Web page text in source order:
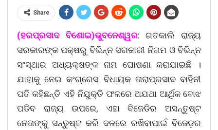
Share
(ହରପ୍ରସାଦ ବିଶୋଇ)ଭୁବନେଶ୍ୱର: ଗତକାଲି ରାଜ୍ୟ
ସରକାରଙ୍କ ପକ୍ଷରୁ ବିଭିନ୍ନ ସରକାରୀ ନିଗମ ଓ ବିଭିନ୍ନ
ସଂସ୍ଥାର ଅଧ୍ୟକ୍ଷଙ୍କ ନାମ ଘୋଷଣା କରାଯାଇଛି ।
ଯାହାକୁ ନେଇ କଂଗ୍ରେସ ବିଧାୟକ ତାରାପ୍ରସାଦ ବାହିନୀ
ପତି କହିଛନ୍ତି ଏହି ନିଯୁକ୍ତି ଫଳରେ ଅଯଥା ଆର୍ଥିକ ବୋଝ
ପଡିବ ରାଜ୍ୟ ଉପରେ, ଏହା ବିଜେଡିର ଅସନ୍ତୁଷ୍ଟ
ନେତାଙ୍କୁ ସନ୍ତୁଷ୍ଟ କରି ଦଳରେ ରଖିବାପାଇଁ ବିଜେଡ଼ର